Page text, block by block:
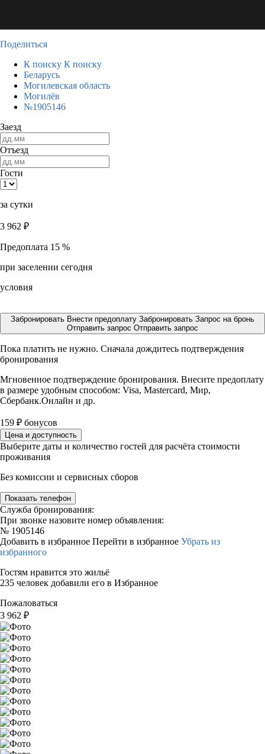
Поделиться
К поиску К поиску
Беларусь
Могилевская область
Могилёв
№1905146
Заезд
Отъезд
Гости
за сутки
3 962 ₽
Предоплата 15 %
при заселении сегодня
условия
Забронировать Внести предоплату Забронировать Запрос на бронь
Отправить запрос Отправить запрос
Пока платить не нужно. Сначала дождитесь подтверждения
бронирования
Мгновенное подтверждение бронирования. Внесите предоплату
в размере удобным способом: Visa, Mastercard, Мир,
Сбербанк.Онлайн и др.
159 ₽ бонусов
Цена и доступность
Выберите даты и количество гостей для расчёта стоимости
проживания
Без комиссии и сервисных сборов
Показать телефон
Служба бронирования:
При звонке назовите номер объявления:
№ 1905146
Добавить в избранное Перейти в избранное Убрать из
избранного
Гостям нравится это жильё
235 человек добавили его в Избранное
Пожаловаться
3 962 ₽